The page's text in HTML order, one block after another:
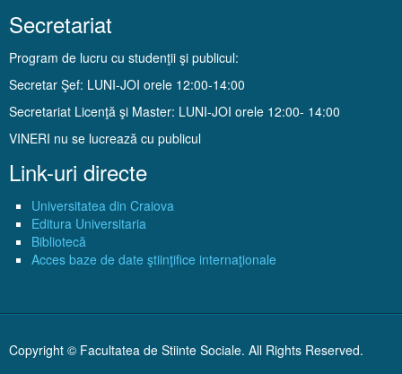
Secretariat
Program de lucru cu studenţii şi publicul:
Secretar Şef: LUNI-JOI orele 12:00-14:00
Secretariat Licenţă şi Master: LUNI-JOI orele 12:00- 14:00
VINERI nu se lucrează cu publicul
Link-uri directe
Universitatea din Craiova
Editura Universitaria
Bibliotecă
Acces baze de date ştiinţifice internaţionale
Copyright © Facultatea de Stiinte Sociale. All Rights Reserved.